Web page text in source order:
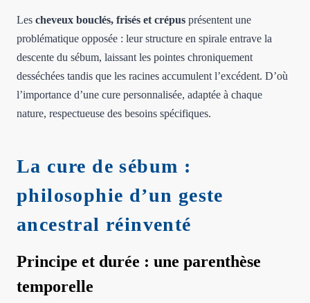
Les cheveux bouclés, frisés et crépus présentent une
problématique opposée : leur structure en spirale entrave la
descente du sébum, laissant les pointes chroniquement
desséchées tandis que les racines accumulent l’excédent. D’où
l’importance d’une cure personnalisée, adaptée à chaque
nature, respectueuse des besoins spécifiques.
La cure de sébum :
philosophie d’un geste
ancestral réinventé
Principe et durée : une parenthèse
temporelle